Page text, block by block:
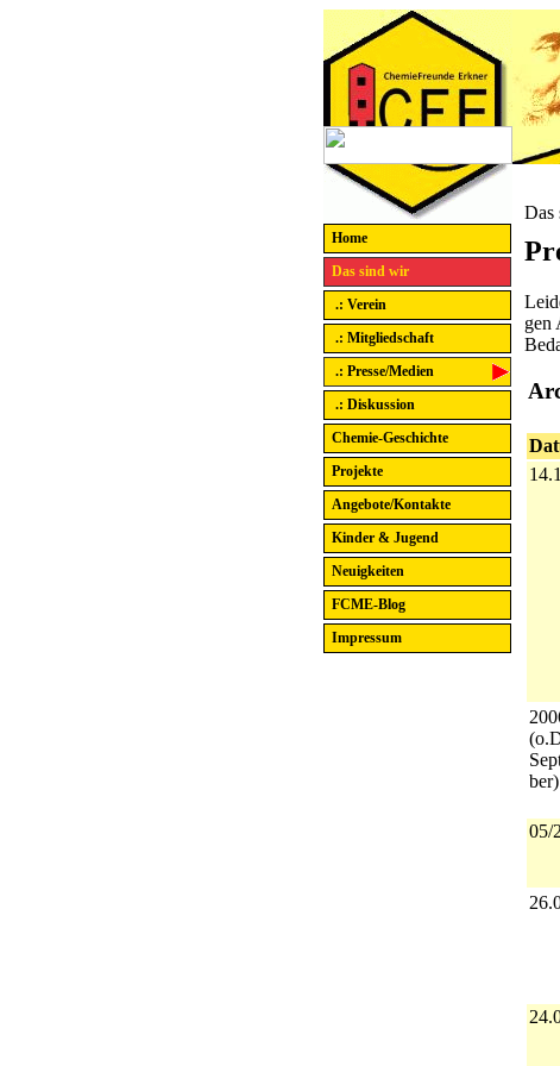
Das
Home
Das sind wir
.: Verein
.: Mitgliedschaft
.: Presse/Medien
.: Diskussion
Chemie-Geschichte
Projekte
Angebote/Kontakte
Kinder & Jugend
Neuigkeiten
FCME-Blog
Impressum
gen
ber)
05/